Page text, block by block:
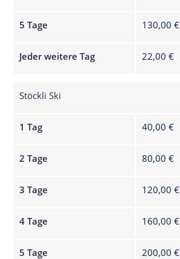
5 Tage
Jeder weitere Tag
130,00 €
22,00 €
1 Tag
2 Tage
3 Tage
4 Tage
5 Tage
Stöckli Ski
40,00 €
80,00 €
120,00 €
160,00 €
200,00 €